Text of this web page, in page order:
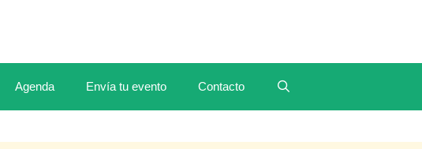
Agenda Envía tu evento Contacto